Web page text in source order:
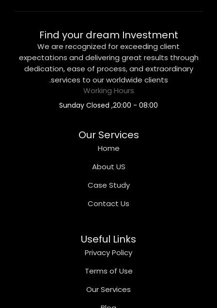
Find your dream Investment
We are recognized for exceeding client
expectations and delivering great results through
dedication, ease of process, and extraordinary
services to our worldwide clients.
Working Hours
08:00 - 20:00, Sunday Closed
Our Services
Home
About US
Case Study
Contact Us
Useful Links
Privacy Policy
Terms of Use
Our Services